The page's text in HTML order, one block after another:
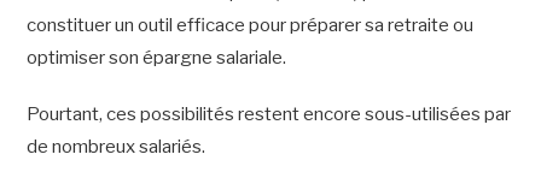
constituer un outil efficace pour préparer sa retraite ou
optimiser son épargne salariale.
Pourtant, ces possibilités restent encore sous-utilisées par
de nombreux salariés.